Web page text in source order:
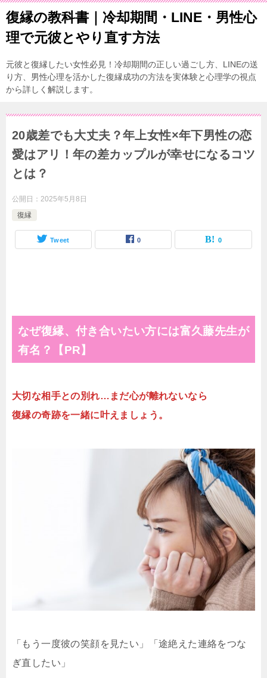
復縁の教科書｜冷却期間・LINE・男性心
理で元彼とやり直す方法
元彼と復縁したい女性必見！冷却期間の正しい過ごし方、LINEの送
り方、男性心理を活かした復縁成功の方法を実体験と心理学の視点
から詳しく解説します。
20歳差でも大丈夫？年上女性×年下男性の恋
愛はアリ！年の差カップルが幸せになるコツ
とは？
公開日： 2025年5月8日
復縁
Tweet 0 0
なぜ復縁、付き合いたい方には富久藤先生が
有名？【PR】
大切な相手との別れ…まだ心が離れないなら
復縁の奇跡を一緒に叶えましょう。
「もう一度彼の笑顔を見たい」「途絶えた連絡をつな
ぎ直したい」